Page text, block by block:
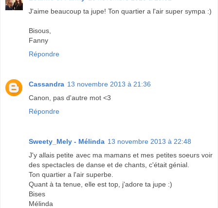
J'aime beaucoup ta jupe! Ton quartier a l'air super sympa :)
Bisous,
Fanny
Répondre
Cassandra 13 novembre 2013 à 21:36
Canon, pas d'autre mot <3
Répondre
Sweety_Mely - Mélinda 13 novembre 2013 à 22:48
J'y allais petite avec ma mamans et mes petites soeurs voir
des spectacles de danse et de chants, c'était génial.
Ton quartier a l'air superbe.
Quant à ta tenue, elle est top, j'adore ta jupe :)
Bises
Mélinda